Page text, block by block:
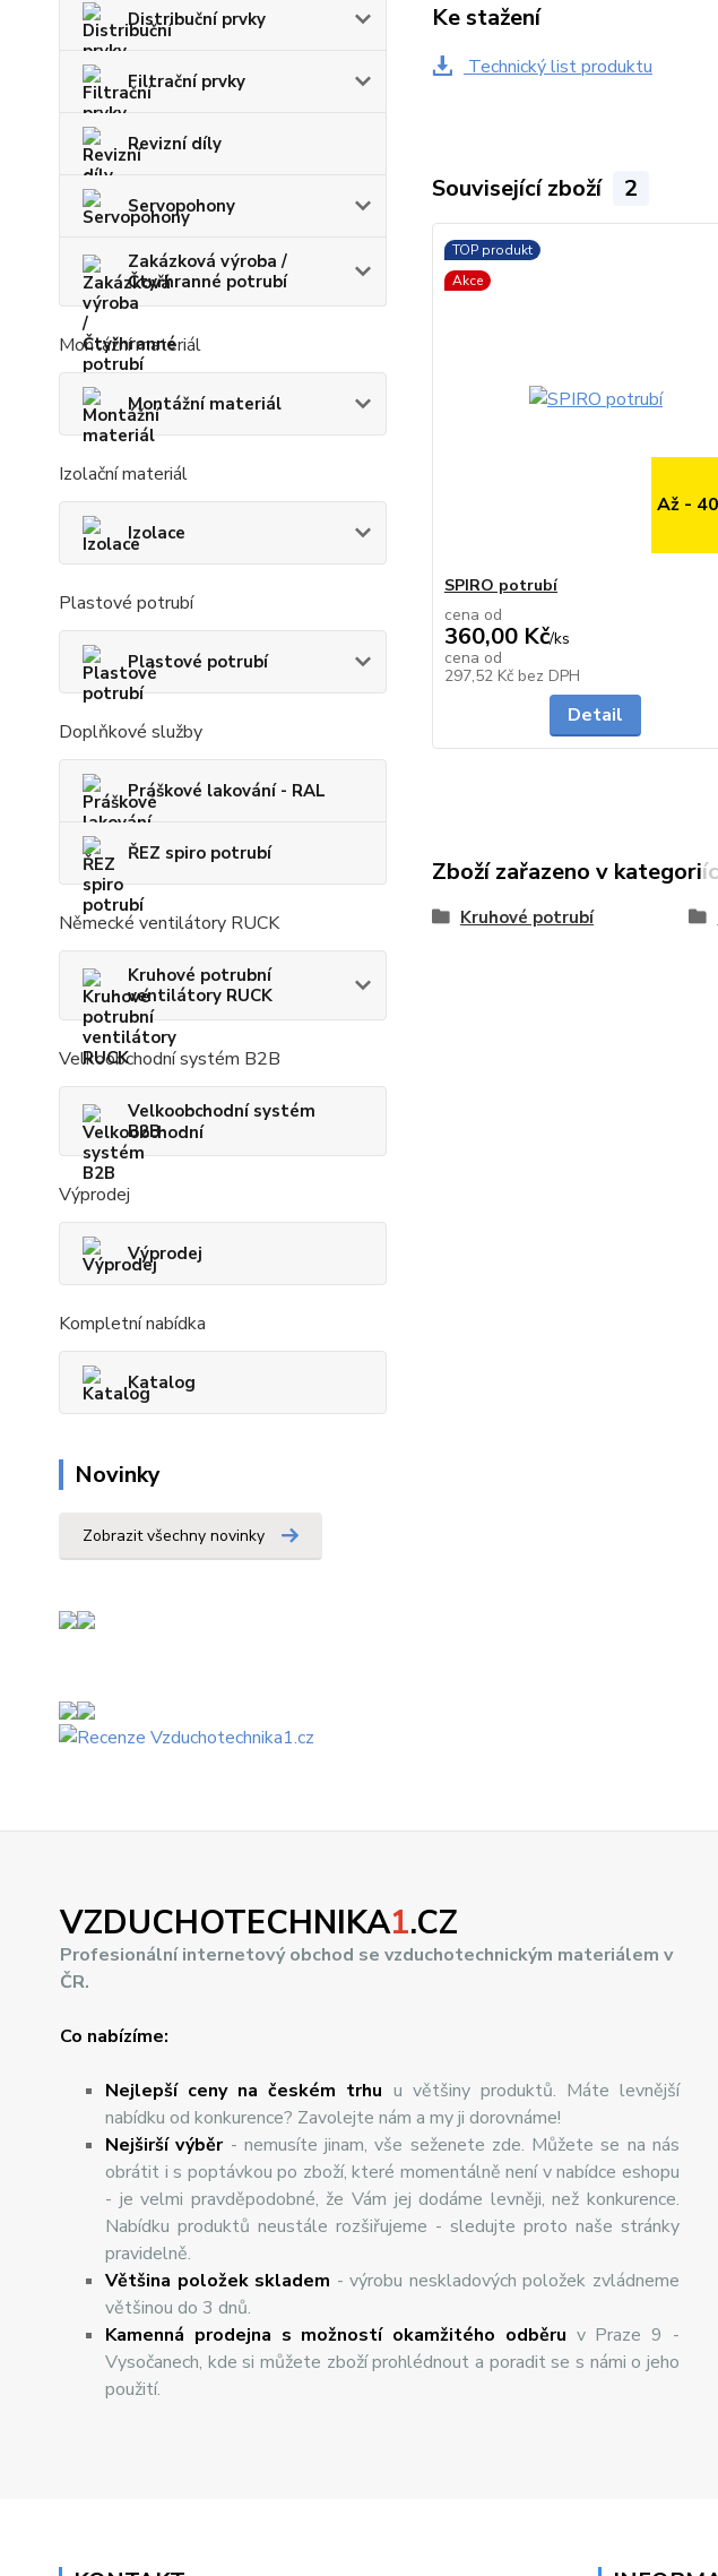
Distribuční prvky
Filtrační prvky
Revizní díly
Servopohony
Zakázková výroba /
Čtyřhranné potrubí
Montážní materiál
Montážní materiál
Izolační materiál
Izolace
Plastové potrubí
Plastové potrubí
Doplňkové služby
Práškové lakování - RAL
ŘEZ spiro potrubí
Německé ventilátory RUCK
Kruhové potrubní
ventilátory RUCK
Velkoobchodní systém B2B
Velkoobchodní systém
B2B
Výprodej
Výprodej
Kompletní nabídka
Katalog
Novinky
Zobrazit všechny novinky
Ke stažení
Technický list produktu
Související zboží 2
TOP produkt
Akce
Až -
SPIRO potrubí
cena od
360,00 Kč/ks
cena od
297,52 Kč bez DPH
Detail
Zboží zařazeno v
Kruhové potrubí
VZDUCHOTECHNIKA1.CZ
Profesionální internetový obchod se vzduchotechnickým materiálem v
ČR.
Co nabízíme:
Nejlepší ceny na českém trhu u většiny produktů. Máte levnější
nabídku od konkurence? Zavolejte nám a my ji dorovnáme!
Nejširšívýběr- nemusíte jinam, vše seženete zde. Můžete se na nás
obrátit i s poptávkou po zboží, které momentálně není v nabídce eshopu
- je velmi pravděpodobné, že Vám jej dodáme levněji, než konkurence.
Nabídku produktů neustále rozšiřujeme - sledujte proto naše stránky
pravidelně.
Většina položek skladem - výrobu neskladových položek zvládneme
většinou do 3 dnů.
Kamenná prodejna s možností okamžitého odběru v Praze 9 -
Vysočanech, kde si můžete zboží prohlédnout a poradit se s námi o jeho
použití.